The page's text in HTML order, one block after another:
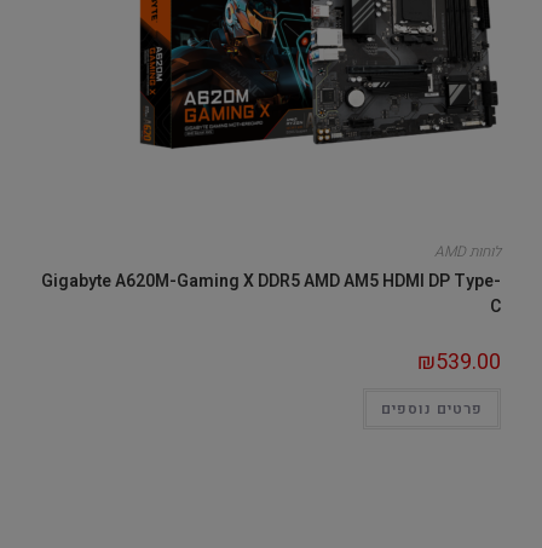
לוחות AMD
Gigabyte A620M-Gaming X DDR5 AMD AM5 HDMI DP Type-
C
₪539.00
פרטים נוספים